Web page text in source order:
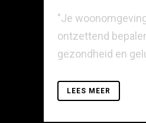
"Je
ontzettend
gezondheid en
LEES MEER